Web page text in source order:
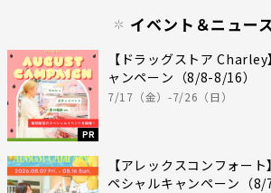
イベント＆ニュー
PR
【ドラッグストア
ャンペーン（8/8-8/16）
7/17（金）-7/26（日）
【アレックスコンフォー
ペシャルキャンペーン（8/